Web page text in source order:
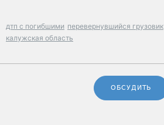
дтп с погибшими перевернувшийся грузовик
калужская область
ОБСУДИТЬ